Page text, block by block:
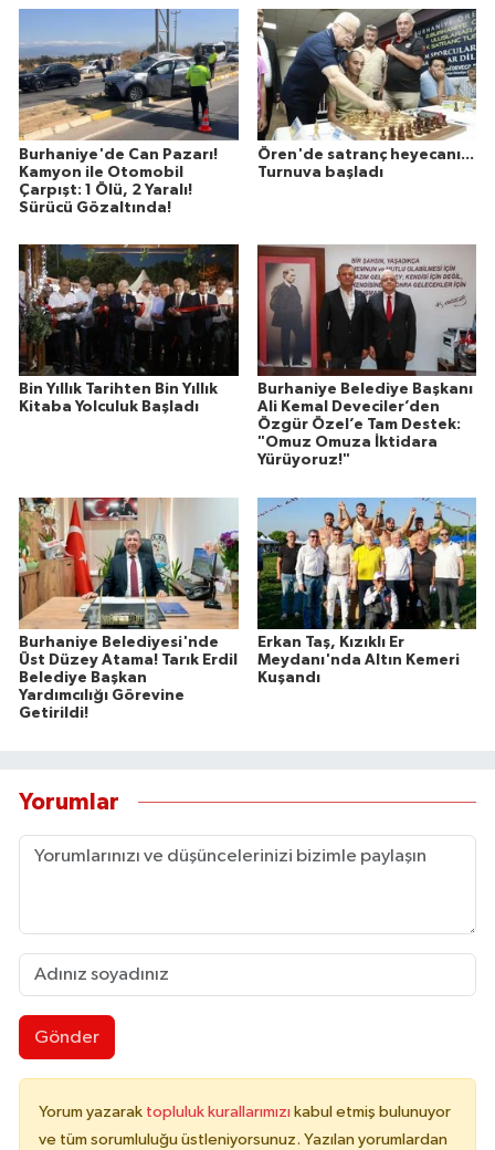
Burhaniye'de Can Pazarı!
Kamyon ile Otomobil
Çarpışt: 1 Ölü, 2 Yaralı!
Sürücü Gözaltında!
Ören'de satranç heyecanı...
Turnuva başladı
Bin Yıllık Tarihten Bin Yıllık
Kitaba Yolculuk Başladı
Burhaniye Belediye Başkanı
Ali Kemal Deveciler’den
Özgür Özel’e Tam Destek:
"Omuz Omuza İktidara
Yürüyoruz!"
Burhaniye Belediyesi'nde
Üst Düzey Atama! Tarık Erdil
Belediye Başkan
Yardımcılığı Görevine
Getirildi!
Erkan Taş, Kızıklı Er
Meydanı'nda Altın Kemeri
Kuşandı
Yorumlar
Gönder
Yorum yazarak topluluk kurallarımızı kabul etmiş bulunuyor
ve tüm sorumluluğu üstleniyorsunuz. Yazılan yorumlardan